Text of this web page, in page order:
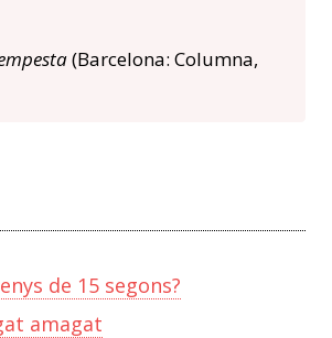
(Barcelona: Columna,
de 15 segons?
amagat